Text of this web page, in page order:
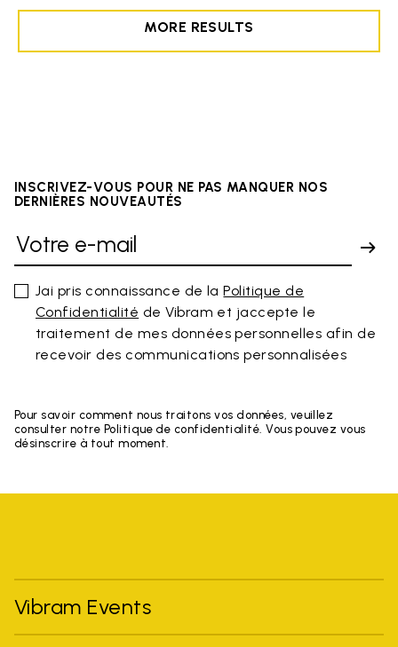
MORE RESULTS
INSCRIVEZ-VOUS POUR NE PAS MANQUER NOS
DERNIÈRES NOUVEAUTÉS
Jai pris connaissance de laPolitique de
Confidentialité de Vibram et jaccepte le
traitement de mes données personnelles afin de
recevoir des communications personnalisées
Pour savoir comment nous traitons vos données, veuillez
consulter notre Politique de confidentialité. Vous pouvez vous
désinscrire à tout moment.
Vibram Events